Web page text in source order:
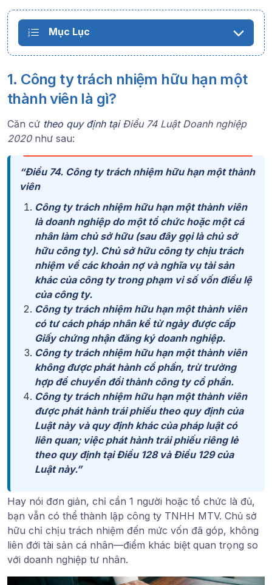
Mục Lục
1. Công ty trách nhiệm hữu hạn một
thành viên là gì?
Căn cứ theo quy định tạiĐiều 74 Luật Doanh nghiệp
2020như sau:
“Điều 74. Công ty trách nhiệm hữu hạn một thành
viên
Công ty trách nhiệm hữu hạn một thành viên
là doanh nghiệp do một tổ chức hoặc một cá
nhân làm chủ sở hữu (sau đây gọi là chủ sở
hữu công ty). Chủ sở hữu công ty chịu trách
nhiệm về các khoản nợ và nghĩa vụ tài sản
khác của công ty trong phạm vi số vốn điều lệ
của công ty.
Công ty trách nhiệm hữu hạn một thành viên
có tư cách pháp nhân kể từ ngày được cấp
Giấy chứng nhận đăng ký doanh nghiệp.
Công ty trách nhiệm hữu hạn một thành viên
không được phát hành cổ phần, trừ trường
hợp để chuyển đổi thành công ty cổ phần.
Công ty trách nhiệm hữu hạn một thành viên
được phát hành trái phiếu theo quy định của
Luật này và quy định khác của pháp luật có
liên quan; việc phát hành trái phiếu riêng lẻ
theo quy định tạiĐiều 128 và Điều 129 của
Luật này.”
Hay nói đơn giản, chỉ cần 1 người hoặc tổ chức là đủ,
bạn vẫn có thể thành lập công ty TNHH MTV. Chủ sở
hữu chỉ chịu trách nhiệm đến mức vốn đã góp, không
liên đới tài sản cá nhân—điểm khác biệt quan trọng so
với doanh nghiệp tư nhân.